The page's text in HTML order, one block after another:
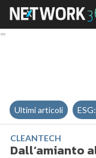
Ultimi articoli
CLEANTECH
Dall’amianto